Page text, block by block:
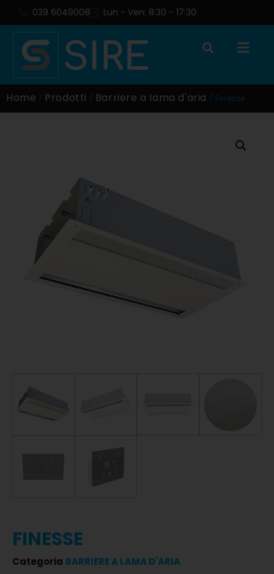
039 6049008 Lun - Ven: 8:30 - 17:30
Home / Prodotti / Barriere a lama d'aria / Finesse
FINESSE
Categoria BARRIERE A LAMA D'ARIA